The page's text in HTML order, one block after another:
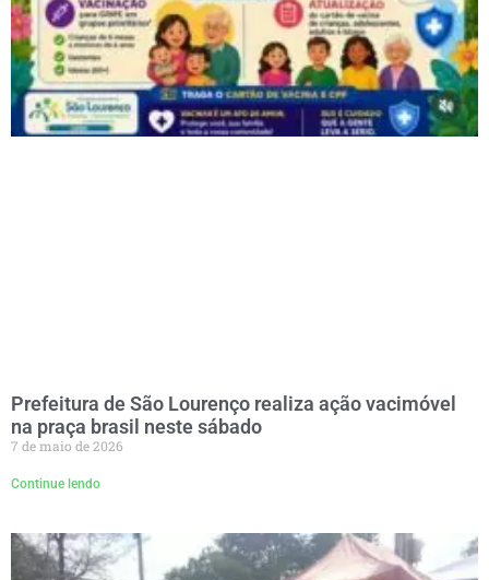
Prefeitura de São Lourenço realiza ação vacimóvel
na praça brasil neste sábado
7 de maio de 2026
Continue lendo